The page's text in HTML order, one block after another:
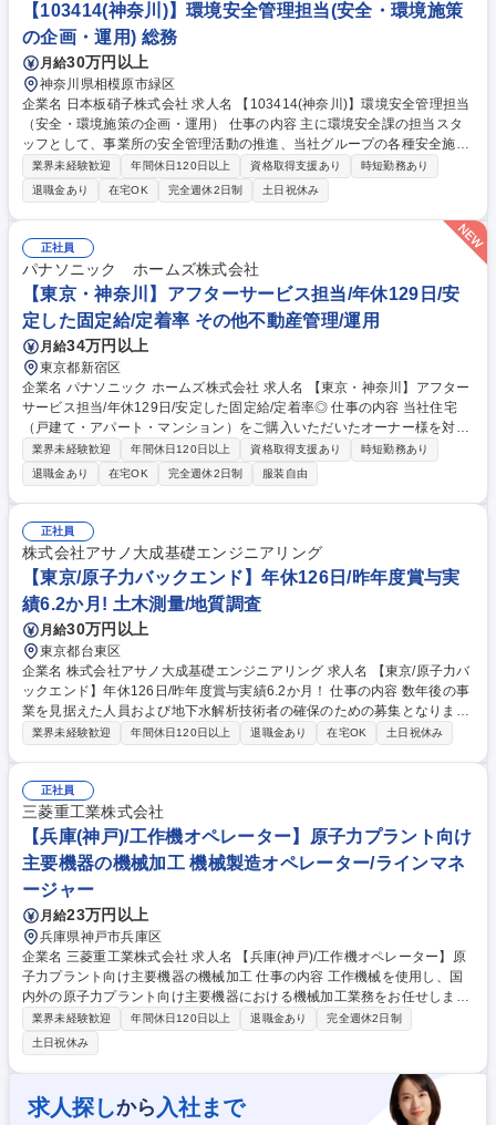
【103414(神奈川)】環境安全管理担当(安全・環境施策
の企画・運用) 総務
月給30万円以上
神奈川県相模原市緑区
企業名 日本板硝子株式会社 求人名 【103414(神奈川)】環境安全管理担当
（安全・環境施策の企画・運用） 仕事の内容 主に環境安全課の担当スタ
ッフとして、事業所の安全管理活動の推進、当社グループの各種安全施策
の展開、運用などの業務をお任せいたします。 【業務例】事業所の安全管
理活動の推進、当社グループの各種安全施策の展開、運用/業所の環境マネ
ジメントシステム（ISO14001）の維持・運用、環境にかかわる当社グル
ープ施策の遂行、事業所内の環境管理・維持にかかわる業務 ※将来的には
担当課長あるいは課長として環境安全課のマネジメントを担っていただく
予定です。 募集職種 【103414(神奈川)】環境安全管理担当（安全・環境
施策の企画・運用）
業界未経験歓迎 年間休日120日以上 資格取得支援あり
時短勤務あり
退職金あり
在宅OK 完全週休2日制 土日祝休み
正社員
パナソニック ホームズ株式会社
【東京・神奈川】アフターサービス担当/年休129日/安
定した固定給/定着率 その他不動産管理/運用
月給34万円以上
東京都新宿区
企業名 パナソニック ホームズ株式会社 求人名 【東京・神奈川】アフター
サービス担当/年休129日/安定した固定給/定着率◎ 仕事の内容 当社住宅
（戸建て・アパート・マンション）をご購入いただいたオーナー様を対象
に、末永く安心してお住まいいただくためのアフターサービス業務全般を
担当していただきます。 ■技術を活かした「住まいの資産価値」の維持・
向上：専門知識を活かし、経年変化に応じた最適なメンテナンス計画をオ
ーナー様に共有 ■自身の裁量で進めるアフターサービス：新築引き渡し後
の設備機器の正しい使い方説明/建具の調整といった日常の「お困りごと」
に対応 ■最新AI「P-GAIROS」が技術判断をサポート：顧客データ/生成AI
を組み合わせた独自システム「訪問対応支援システム P-GAIROS」を活用
できます。 募集職種 【東京・神奈川】アフターサービス担当/年休129日/
安定した固定給/定着率◎
業界未経験歓迎 年間休日120日以上 資格取得支援あり
時短勤務あり
退職金あり
在宅OK 完全週休2日制 服装自由
正社員
株式会社アサノ大成基礎エンジニアリング
【東京/原子力バックエンド】年休126日/昨年度賞与実
績6.2か月! 土木測量/地質調査
月給30万円以上
東京都台東区
企業名 株式会社アサノ大成基礎エンジニアリング 求人名 【東京/原子力バ
ックエンド】年休126日/昨年度賞与実績6.2か月！ 仕事の内容 数年後の事
業を見据えた人員および地下水解析技術者の確保のための募集となりま
す。岩盤および地盤地下水調査業務等を行っていただきます。詳細は下記
る地表及び坑道内からの岩盤を対象とした地下水調査業務（主に現場透水
試験・数値解析）・調査計画書立案・提案から協力会社の手配・現場管
理・データ解析・各種報告書の作成業務 ・地質調査業務や地層処分に係る
研究機関への出向あり・調査（水圧・採水・温度）機器の設計・開発働く
環境 募集職種 【東京/原子力バックエンド】年休126日/昨年度賞与実績6.2
か月！
業界未経験歓迎 年間休日120日以上 退職金あり 在宅OK 土日祝休み
正社員
三菱重工業株式会社
【兵庫(神戸)/工作機オペレーター】原子力プラント向け
主要機器の機械加工 機械製造オペレーター/ラインマネ
ージャー
月給23万円以上
兵庫県神戸市兵庫区
企業名 三菱重工業株式会社 求人名 【兵庫(神戸)/工作機オペレーター】原
子力プラント向け主要機器の機械加工 仕事の内容 工作機械を使用し、国
内外の原子力プラント向け主要機器における機械加工業務をお任せしま
す。入社後はOJTをベースに長期的にしっかりとフォローするなど教育体
制は整っておりますので、ご安心下さい。 【詳細】生産技術が準備した設
計図、作業要領書、加工プログラムに基づき、ターニング（縦旋盤）、横
中ぐり盤、マシニングセンターなどの操作や段取りを行い、大型製品や精
密な部品の機械加工をお任せします。OJTをベースに長期的にしっかりと
フォローします。作業に必要な資格取得や技能講習の受講などの教育や自
業界未経験歓迎 年間休日120日以上 退職金あり
完全週休2日制
土日祝休み
求人探しから 入社まで